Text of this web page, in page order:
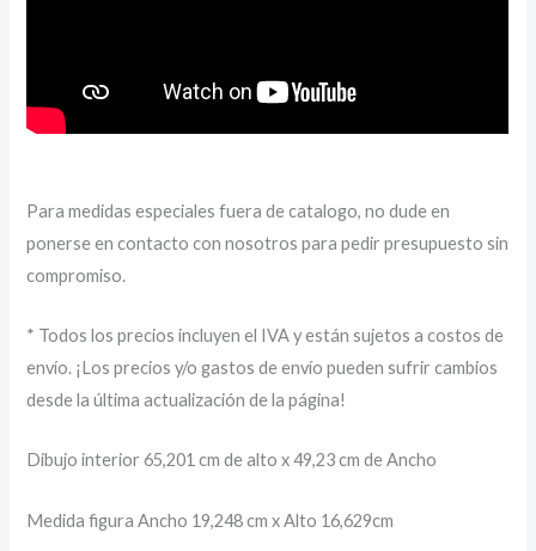
Para medidas especiales fuera de catalogo, no dude en
ponerse en contacto con nosotros para pedir presupuesto sin
compromiso.
* Todos los precios incluyen el IVA y están sujetos a costos de
envío. ¡Los precios y/o gastos de envío pueden sufrir cambios
desde la última actualización de la página!
Dibujo interior 65,201 cm de alto x 49,23 cm de Ancho
Medida figura Ancho 19,248 cm x Alto 16,629cm